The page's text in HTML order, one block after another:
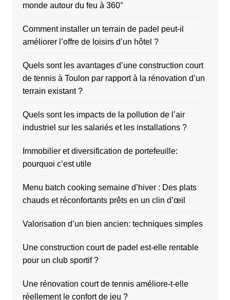
monde autour du feu à 360°
Comment installer un terrain de padel peut-il
améliorer l’offre de loisirs d’un hôtel ?
Quels sont les avantages d’une construction court
de tennis à Toulon par rapport à la rénovation d’un
terrain existant ?
Quels sont les impacts de la pollution de l’air
industriel sur les salariés et les installations ?
Immobilier et diversification de portefeuille:
pourquoi c’est utile
Menu batch cooking semaine d’hiver : Des plats
chauds et réconfortants prêts en un clin d’œil
Valorisation d’un bien ancien: techniques simples
Une construction court de padel est-elle rentable
pour un club sportif ?
Une rénovation court de tennis améliore-t-elle
réellement le confort de jeu ?